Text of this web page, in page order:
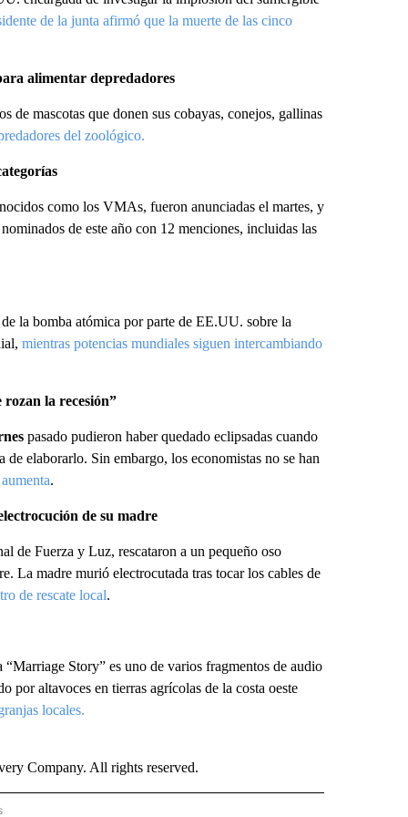
de la junta afirmó que la muerte de las cinco
alimentar depredadores
de mascotas que donen sus cobayas, conejos, gallinas
del zoológico.
como los VMAs, fueron anunciadas el martes, y
de este año con 12 menciones, incluidas las
la bomba atómica por parte de EE.UU. sobre la
mientras potencias mundiales siguen intercambiando
rozan la recesión”
pasado pudieron haber quedado eclipsadas cuando
elaborarlo. Sin embargo, los economistas no se han
.
de su madre
de Fuerza y Luz, rescataron a un pequeño oso
La madre murió electrocutada tras tocar los cables de
de rescate local.
“Marriage Story” es uno de varios fragmentos de audio
por altavoces en tierras agrícolas de la costa oeste
locales.
Company. All rights reserved.
TO RECEIVE NOTIFICATIONS ABOUT NEW PAGES ON "CNN - SPANISH".